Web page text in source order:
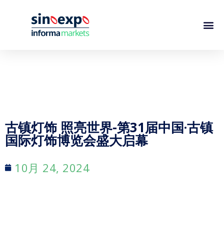
古镇灯饰 照亮世界-第31届中国·古镇
国际灯饰博览会盛大启幕
10月 24, 2024